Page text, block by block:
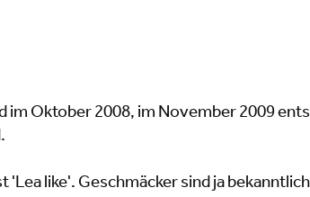
im Oktober 2008, im November 2009
'Lea like'. Geschmäcker sind ja